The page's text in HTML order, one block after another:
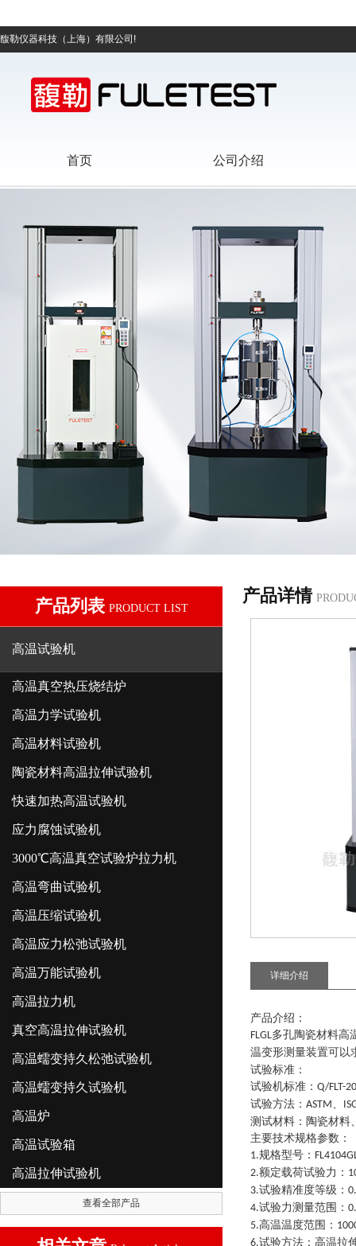
馥勒仪器科技（上海）有限公司!
首页 公司介绍
产品列表 PRODUCT LIST
高温试验机
高温真空热压烧结炉
高温力学试验机
高温材料试验机
陶瓷材料高温拉伸试验机
快速加热高温试验机
应力腐蚀试验机
3000℃高温真空试验炉拉力机
高温弯曲试验机
高温压缩试验机
高温应力松弛试验机
高温万能试验机
高温拉力机
真空高温拉伸试验机
高温蠕变持久松弛试验机
高温蠕变持久试验机
高温炉
高温试验箱
高温拉伸试验机
查看全部产品
产品详情
详细介绍
产品介绍：
FLGL多孔陶瓷材料高
温变形测量装置可以
试验标准：
试验机标准 ： Q/FLT-
试验方法 ： ASTM、
测试材料 ： 陶瓷材料
主要技术规格参数 ：
1.规格型号 ：
2.额定载荷试验力 ：
3.试验精准度等级 ：
4.试验力测量范围 ：
5.高温温度范围 ：
6.试验方法 ： 高温拉